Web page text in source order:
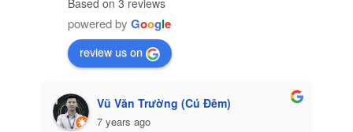
powered by Google
review us on
Vũ Văn Trường (Cú Đêm)
7 years ago